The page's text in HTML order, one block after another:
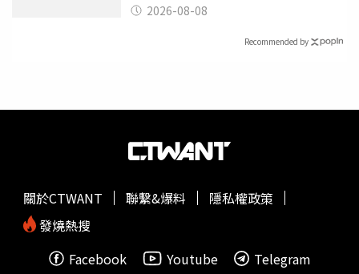
2026-08-08
Recommended by
關於CTWANT 聯繫&爆料
隱私權政策
發燒熱搜
Facebook
Youtube Telegram